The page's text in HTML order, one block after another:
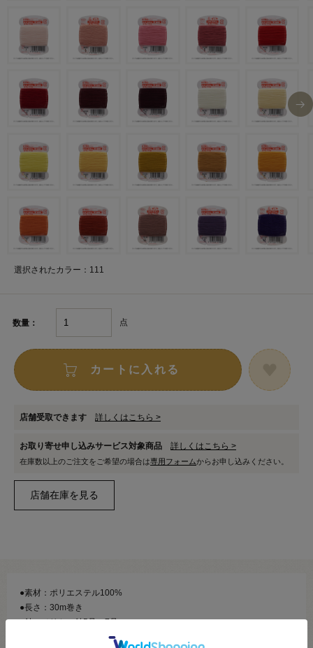
選択されたカラー：111
数量： 点
カートに入れる
店舗受取できます 詳しくはこちら >
お取り寄せ申し込みサービス対象商品 詳しくはこちら >
在庫数以上のご注文をご希望の場合は専用フォームからお申し込みください。
●素材：ポリエステル100%
●長さ：30m巻き
●針：メリケン針5号～7号